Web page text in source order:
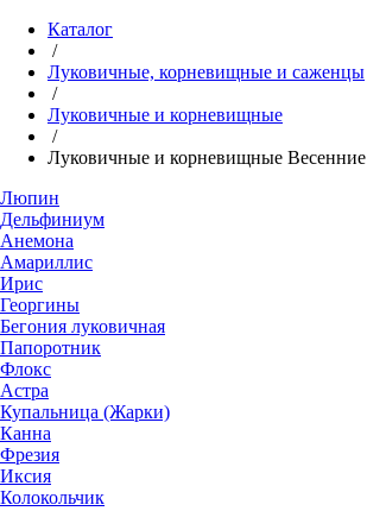
Каталог
/
Луковичные, корневищные и саженцы
/
Луковичные и корневищные
/
Луковичные и корневищные Весенние
Люпин
Дельфиниум
Анемона
Амариллис
Ирис
Георгины
Бегония луковичная
Папоротник
Флокс
Астра
Купальница (Жарки)
Канна
Фрезия
Иксия
Колокольчик